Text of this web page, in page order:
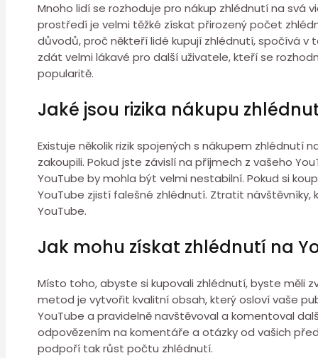
Mnoho lidí se rozhoduje pro nákup zhlédnutí na svá
prostředí je velmi těžké získat přirozený počet
důvodů, proč někteří lidé kupují zhlédnutí, spočívá
zdát velmi lákavé pro další uživatele, kteří se
popularitě.
Jaké jsou rizika nákupu
Existuje několik rizik spojených s nákupem zhlédnutí
zakoupili. Pokud jste závislí na příjmech z vašeho
YouTube by mohla být velmi nestabilní. Pokud si
YouTube zjistí falešné zhlédnutí. Ztratit
YouTube.
Jak mohu získat zhlédnutí na
Místo toho, abyste si kupovali zhlédnutí, byste měli
metod je vytvořit kvalitní obsah, který osloví vaše
YouTube a pravidelně navštěvoval a komentoval
odpovězením na komentáře a otázky od vašich
podpoří tak růst počtu zhlédnutí.